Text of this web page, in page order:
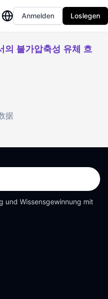
Anmelden Loslegen
의 불가압축성 유체 흐
据
und Wissensgewinnung mit